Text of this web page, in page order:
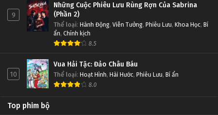
9
Những Cuộc Phiêu Lưu Rùng Rợn Của Sabrina
(Phần 2)
Thể loại: Hành Động, Viễn Tưởng, Phiêu Lưu, Khoa Học, Bí
ẩn, Chính kịch
8.5
10
Vua Hải Tặc: Đảo Châu Báu
Thể loại: Hoạt Hình, Hài Hước, Phiêu Lưu, Bí ẩn
8.0
Top phim bộ